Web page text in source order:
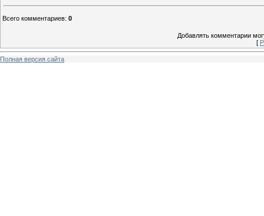
Всего комментариев: 0
Добавлять комментарии
[
Полная версия сайта